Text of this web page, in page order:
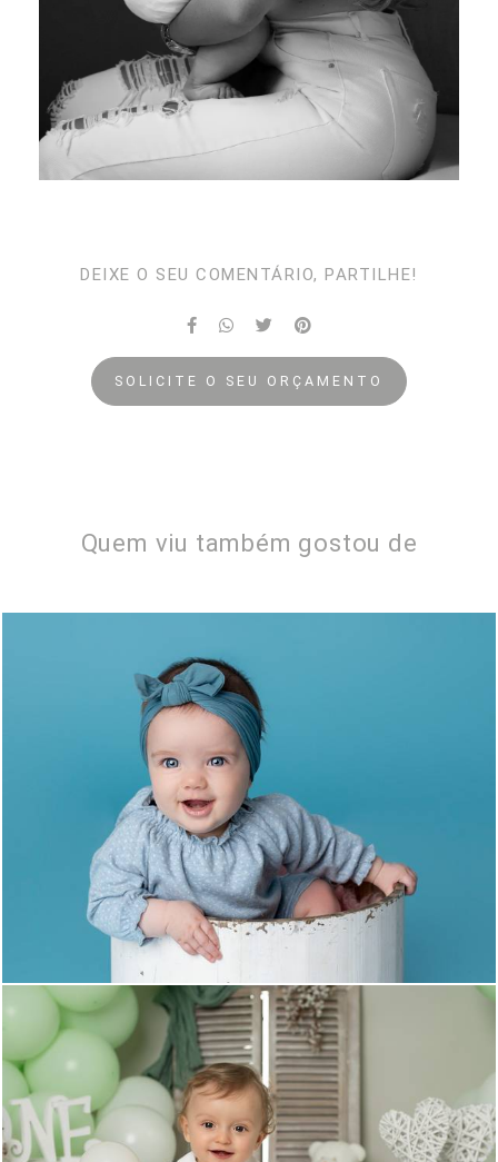
DEIXE O SEU COMENTÁRIO, PARTILHE!
SOLICITE O SEU ORÇAMENTO
Quem viu também gostou de
1039 0